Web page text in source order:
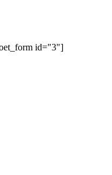
id="3"]